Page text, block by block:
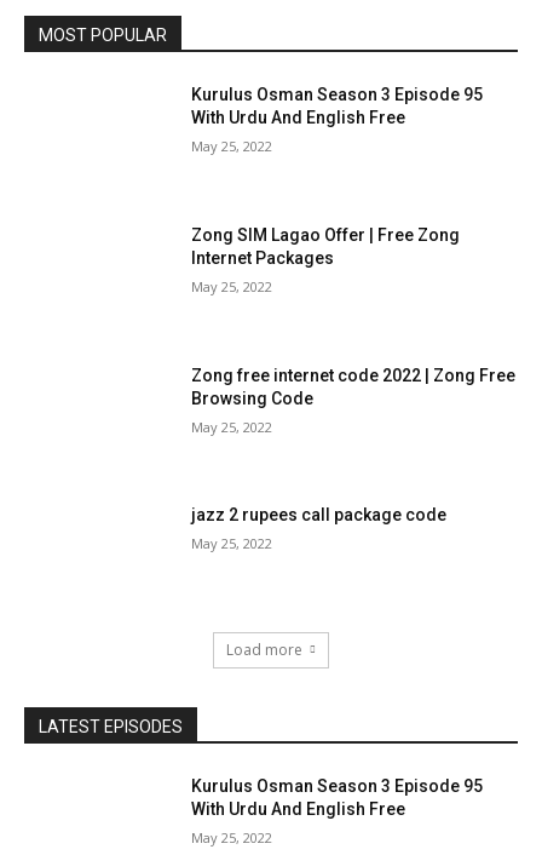
MOST POPULAR
Kurulus Osman Season 3 Episode 95
With Urdu And English Free
May 25, 2022
Zong SIM Lagao Offer | Free Zong
Internet Packages
May 25, 2022
Zong free internet code 2022 | Zong Free
Browsing Code
May 25, 2022
jazz 2 rupees call package code
May 25, 2022
Load more
LATEST EPISODES
Kurulus Osman Season 3 Episode 95
With Urdu And English Free
May 25, 2022